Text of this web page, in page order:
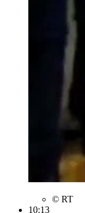
© RT
10:13